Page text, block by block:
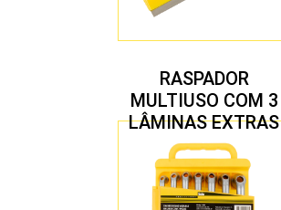
RASPADOR
MULTIUSO COM 3
LÂMINAS EXTRAS